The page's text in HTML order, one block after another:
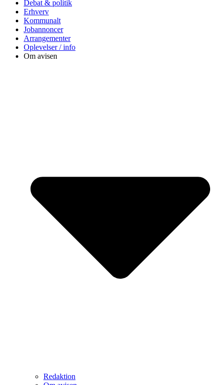
Debat & politik
Erhverv
Kommunalt
Jobannoncer
Arrangementer
Oplevelser / info
Om avisen
Redaktion